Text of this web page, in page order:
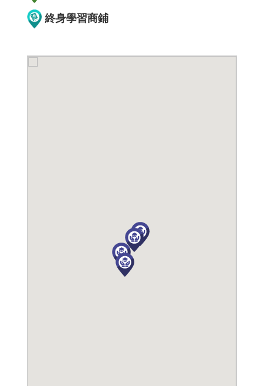
終身學習商鋪